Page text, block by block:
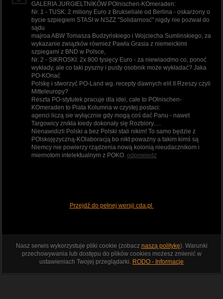
GALERIA JURGIELTNIKÓW POlnischen-KOmeraden:
Nr. 1 - TUSK: 2 miliony Euro z Brukseliale od Berlina - oskarżony o
bycie szpiegiem STASI w NSZZ "Solidarnosć" nigdy nie pozwał do
sądu
majroa ABW Tomasza Budzyńskiego i Wojciecha Sumlinskiego, za
wykazanie związków również Pawła Grasia z niemeickimi
szpiegami z BND w Polsce,
Nr. 2 - SIKROSKI: 2x 800 tysięcy Euro - za niewiaodmo co, ponoć
wykłady, ale co taki pyszny i pusty osobnik może wykładać? Jaka
PO-KOnać
Polskę i stworzyć PO-Land wg. recepty dawnych elit II Rzeszy czyli
Mitteleuropy?
Reszta PO-stytutek pracuje dla idei, całe to POlnischen-
KOmeraden to Piata Kolumna w czystej postaci:
agenci liczą sie wyłącznie gdy mogą coś dać Panu - nawet
Targowicy znikła kiedy dokonały się Rozbiory.....
Nienawidizli Polski a bez Polski stali nikim! To samo będzie z
POlskojęzyczną-KOlaboracją bo nikt poważny a takim kimś są
Niemcy nie powierzy rządzenia nową kolonią nieudacznikom i
miernotom intelektualnym z POKO. odpowiedz
Przejdź do pełnej wersji cda.pl
Nasz serwis wykorzystuje pliki cookie (zobacz naszą politykę). Warunki
przechowywania lub dostępu do plików cookies możesz zmienić w
ustawieniach Twojej przeglądarki. RODO - Informacje